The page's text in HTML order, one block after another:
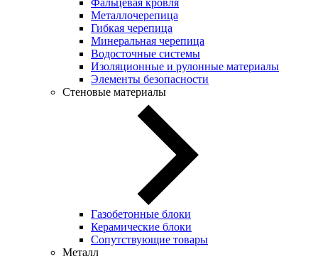
Металлочерепица
Гибкая черепица
Минеральная черепица
Водосточные системы
Изоляционные и рулонные материалы
Элементы безопасности
Стеновые материалы
Газобетонные блоки
Керамические блоки
Сопутствующие товары
Металл